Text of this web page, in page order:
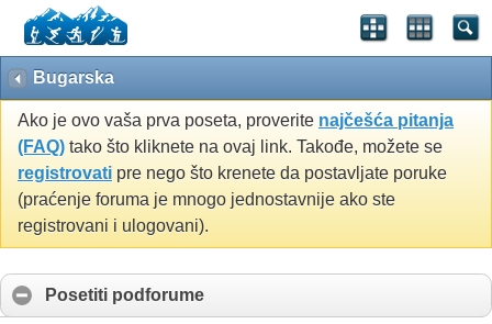
Bugarska
Ako je ovo vaša prva poseta, proverite najčešća pitanja
(FAQ) tako što kliknete na ovaj link. Takođe, možete se
registrovati pre nego što krenete da postavljate poruke
(praćenje foruma je mnogo jednostavnije ako ste
registrovani i ulogovani).
Posetiti podforume